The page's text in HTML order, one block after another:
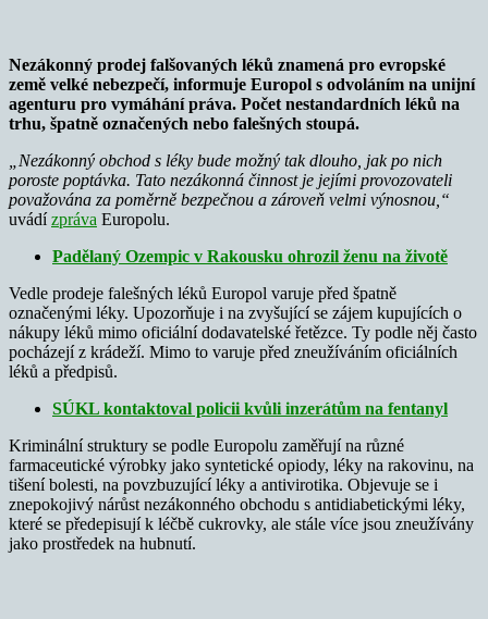
Nezákonný prodej falšovaných léků znamená pro evropské
země velké nebezpečí, informuje Europol s odvoláním na unijní
agenturu pro vymáhání práva. Počet nestandardních léků na
trhu, špatně označených nebo falešných stoupá.
„Nezákonný obchod s léky bude možný tak dlouho, jak po nich
poroste poptávka. Tato nezákonná činnost je jejími provozovateli
považována za poměrně bezpečnou a zároveň velmi výnosnou,“
uvádízpráva Europolu.
Padělaný Ozempic v Rakousku ohrozil ženu na životě
Vedle prodeje falešných léků Europol varuje před špatně
označenými léky. Upozorňuje i na zvyšující se zájem kupujících o
nákupy léků mimo oficiální dodavatelské řetězce. Ty podle něj často
pocházejí z krádeží. Mimo to varuje před zneužíváním oficiálních
léků a předpisů.
SÚKL kontaktoval policii kvůli inzerátům na fentanyl
Kriminální struktury se podle Europolu zaměřují na různé
farmaceutické výrobky jako syntetické opiody, léky na rakovinu, na
tišení bolesti, na povzbuzující léky a antivirotika. Objevuje se i
znepokojivý nárůst nezákonného obchodu s antidiabetickými léky,
které se předepisují k léčbě cukrovky, ale stále více jsou zneužívány
jako prostředek na hubnutí.